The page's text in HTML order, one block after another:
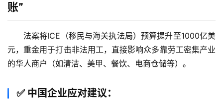
账”
法案将ICE（移民与海关执法局）预算提升至1000亿美
元，重金用于打击非法用工，直接影响众多靠劳工密集产业
的华人商户（如清洁、美甲、餐饮、电商仓储等）。
✅ 中国企业应对建议：